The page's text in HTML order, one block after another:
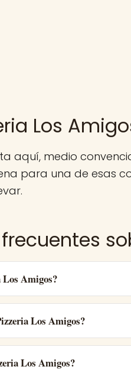
Los
aquí, medio
para una de esas
Los Amigos?
Los Amigos?
Los Amigos?